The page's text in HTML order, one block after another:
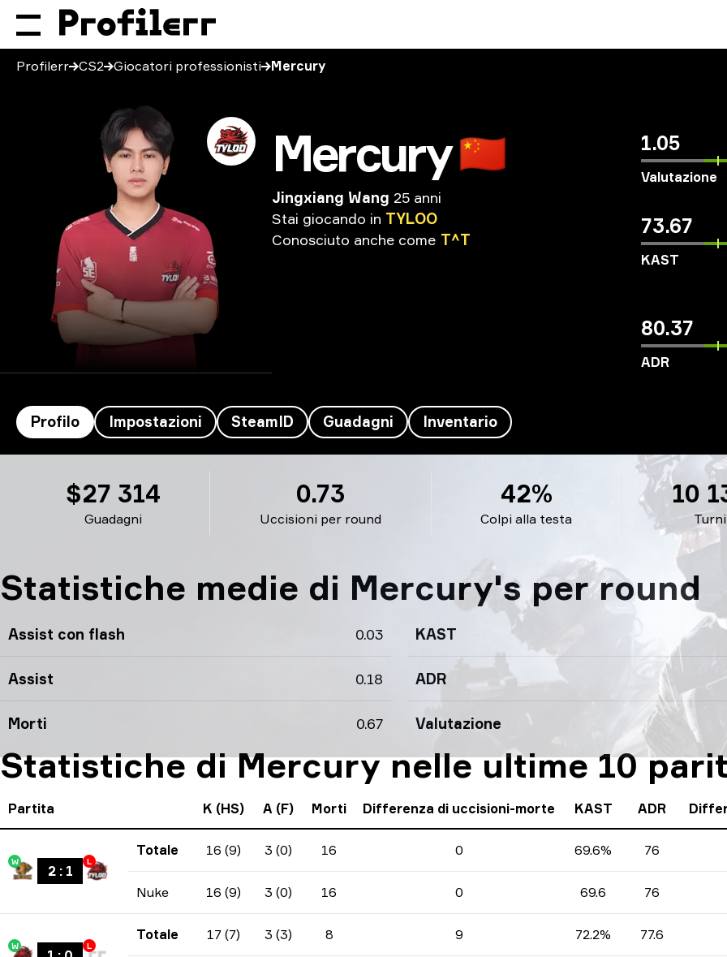
Profilerr CS2 Giocatori professionisti Mercury
Mercury🇨🇳
Jingxiang Wang 25 anni
Stai giocando in TYLOO
Conosciuto anche come T^T
1.05
Valutazione
73.67
KAST
80.37
ADR
Profilo Impostazioni SteamID Guadagni Inventario
Guadagni
$27 314
Uccisioni per round
0.73
Colpi alla testa
42%
Turni
10
Statistiche medie di Mercury's per round
Assist con flash 0.03 KAST
Assist 0.18 ADR
Morti 0.67 Valutazione
Statistiche di Mercury nelle ultime 10
Partita K (HS) A (F) Morti Differenza di uccisioni-morte KAST ADR
W
2: 1
L
Totale 16 (9) 3 (0) 16 0 69.6% 76
Nuke 16 (9) 3 (0) 16 0 69.6 76
W L
Totale 17 (7) 3 (3) 8 9 72.2% 77.6